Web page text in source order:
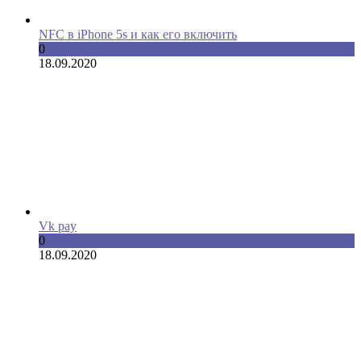
NFC в iPhone 5s и как его включить
0
18.09.2020
Vk pay
0
18.09.2020